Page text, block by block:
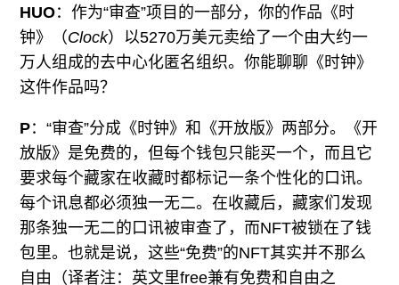
HUO：作为“审查”项目的一部分，你的作品《时
钟》（Clock）以5270万美元卖给了一个由大约一
万人组成的去中心化匿名组织。你能聊聊《时钟》
这件作品吗？
P：“审查”分成《时钟》和《开放版》两部分。《开
放版》是免费的，但每个钱包只能买一个，而且它
要求每个藏家在收藏时都标记一条个性化的口讯。
每个讯息都必须独一无二。在收藏后，藏家们发现
那条独一无二的口讯被审查了，而NFT被锁在了钱
包里。也就是说，这些“免费”的NFT其实并不那么
自由（译者注：英文里free兼有免费和自由之